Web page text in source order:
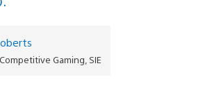
Gaming, SIE